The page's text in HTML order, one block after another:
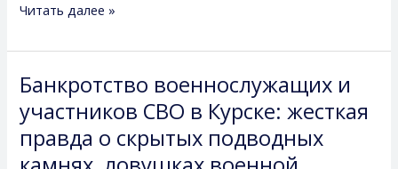
Читать далее »
Банкротство военнослужащих и
участников СВО в Курске: жесткая
правда о скрытых подводных
Банкротство
военнослужащих
и
участников